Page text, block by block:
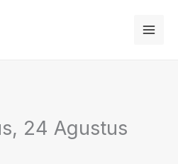
24 Agustus